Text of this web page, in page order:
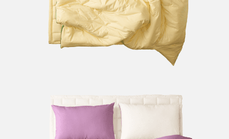
請求用戶進行身份認證。
５．嚴禁一人註冊多個帳號或使用他人資訊註冊。若發現惡意使用之情形，
恩沛科技股份有限公司將有權停止該用戶之使用額度並採取法律行動。